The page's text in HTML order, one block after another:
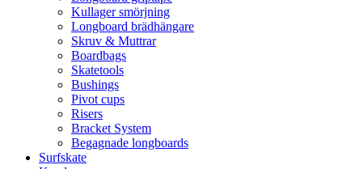
Kullager smörjning
Longboard brädhängare
Skruv & Muttrar
Boardbags
Skatetools
Bushings
Pivot cups
Risers
Bracket System
Begagnade longboards
Surfskate